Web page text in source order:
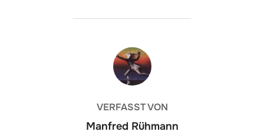
BEITRAGSAUTOR
VERFASST VON
Manfred Rühmann